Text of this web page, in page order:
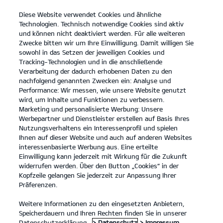
open
menu
KONTAKT
... ERSATZTEILE
KIA ERSATZTEILE
Kia EV6 GT Elektromotor, 430 kW, AWD
(Strom/Reduktionsgetriebe);
430 kW (585 PS): Stromverbrauch kombiniert 20,6 kWh/100 km; CO₂-
Emissionen kombiniert 0 g/km; CO₂-Klasse A. Bis zu 424 km Reichweite.
Ersatzteile
Diese Website verwendet Cookies und ähnliche
Technologien. Technisch notwendige Cookies sind aktiv
und können nicht deaktiviert werden. Für alle weiteren
Zwecke bitten wir um Ihre Einwilligung. Damit willigen Sie
sowohl in das Setzen der jeweiligen Cookies und
Tracking-Technologien und in die anschließende
Verarbeitung der dadurch erhobenen Daten zu den
nachfolgend genannten Zwecken ein: Analyse und
Performance: Wir messen, wie unsere Website genutzt
wird, um Inhalte und Funktionen zu verbessern.
Marketing und personalisierte Werbung: Unsere
Werbepartner und Dienstleister erstellen auf Basis Ihres
Nutzungsverhaltens ein Interessenprofil und spielen
Ihnen auf dieser Website und auch auf anderen Websites
interessenbasierte Werbung aus. Eine erteilte
Einwilligung kann jederzeit mit Wirkung für die Zukunft
widerrufen werden. Über den Button „Cookies“ in der
Kopfzeile gelangen Sie jederzeit zur Anpassung Ihrer
Präferenzen.
Weitere Informationen zu den eingesetzten Anbietern,
Speicherdauern und Ihren Rechten finden Sie in unserer